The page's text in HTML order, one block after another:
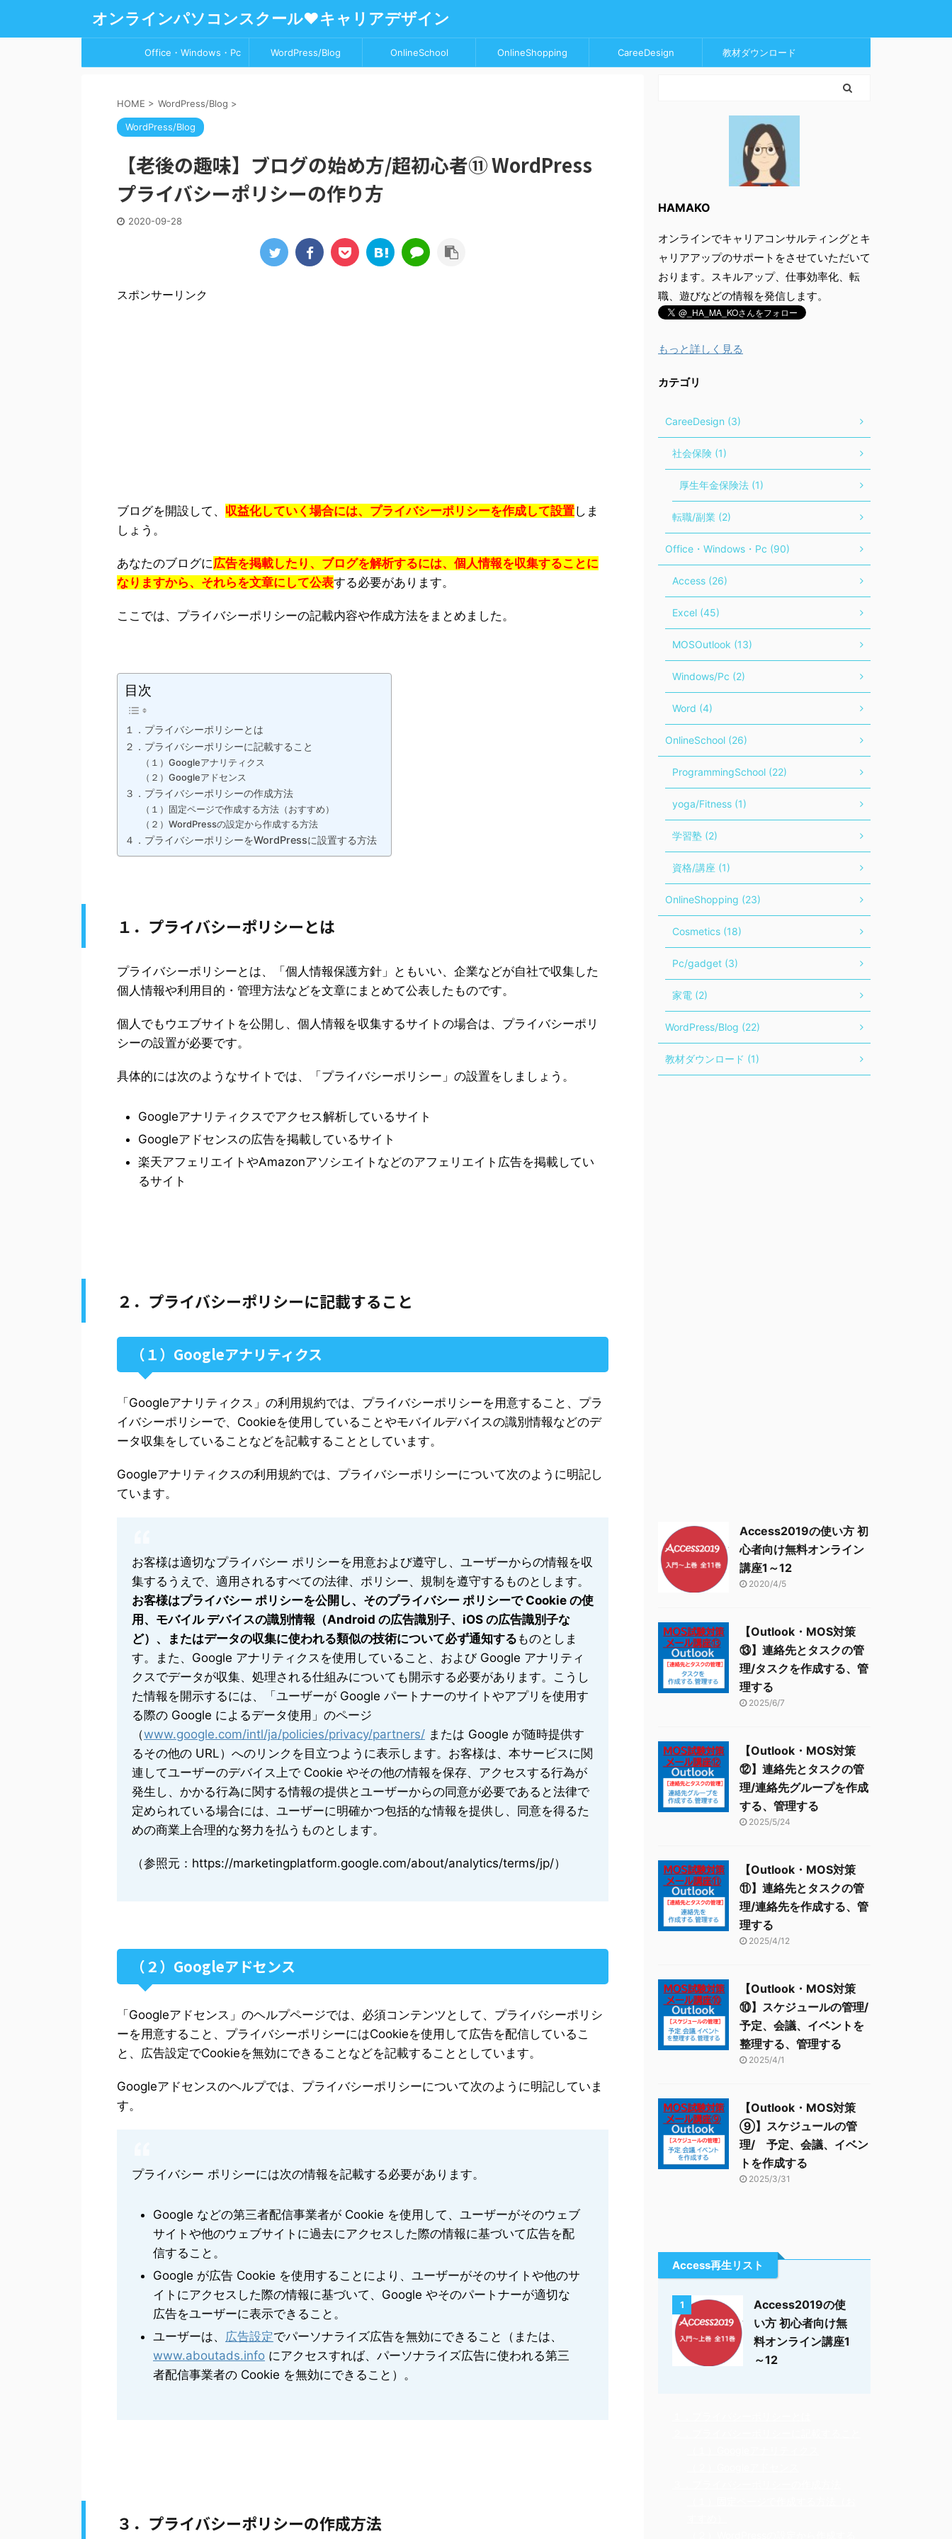
オンラインパソコンスクール♥キャリアデザイン
Office・Windows・Pc WordPress/Blog OnlineSchool OnlineShopping CareeDesign 教材ダウンロード
HOME > WordPress/Blog >
WordPress/Blog
【老後の趣味】ブログの始め方/超初心者⑪ WordPress
プライバシーポリシーの作り方
2020-09-28
スポンサーリンク
ブログを開設して、 収益化していく場合には、プライバシーポリシーを作成して設置しま
しょう。
あなたのブログに広告を掲載したり、ブログを解析するには、個人情報を収集することに
なりますから、それらを文章にして公表する必要があります。
ここでは、プライバシーポリシーの記載内容や作成方法をまとめました。
目次
１．プライバシーポリシーとは
２．プライバシーポリシーに記載すること
（１）Googleアナリティクス
（２）Googleアドセンス
３．プライバシーポリシーの作成方法
（１）固定ページで作成する方法（おすすめ）
（２）WordPressの設定から作成する方法
４．プライバシーポリシーをWordPressに設置する方法
１．プライバシーポリシーとは
プライバシーポリシーとは、「個人情報保護方針」ともいい、企業などが自社で収集した
個人情報や利用目的・管理方法などを文章にまとめて公表したものです。
個人でもウエブサイトを公開し、個人情報を収集するサイトの場合は、プライバシーポリ
シーの設置が必要です。
具体的には次のようなサイトでは、「プライバシーポリシー」の設置をしましょう。
Googleアナリティクスでアクセス解析しているサイト
Googleアドセンスの広告を掲載しているサイト
楽天アフェリエイトやAmazonアソシエイトなどのアフェリエイト広告を掲載してい
るサイト
２．プライバシーポリシーに記載すること
（１）Googleアナリティクス
「Googleアナリティクス」の利用規約では、プライバシーポリシーを用意すること、プラ
イバシーポリシーで、Cookieを使用していることやモバイルデバイスの識別情報などのデ
ータ収集をしていることなどを記載することとしています。
Googleアナリティクスの利用規約では、プライバシーポリシーについて次のように明記し
ています。
お客様は適切なプライバシー ポリシーを用意および遵守し、ユーザーからの情報を収
集するうえで、適用されるすべての法律、ポリシー、規制を遵守するものとします。
お客様はプライバシー ポリシーを公開し、そのプライバシー ポリシーで Cookie の使
用、モバイル デバイスの識別情報（Android の広告識別子、iOS の広告識別子な
ど）、またはデータの収集に使われる類似の技術について必ず通知する ものとしま
す。また、Google アナリティクスを使用していること、および Google アナリティ
クスでデータが収集、処理される仕組みについても開示する必要があります。こうし
た情報を開示するには、「ユーザーが Google パートナーのサイトやアプリを使用す
る際の Google によるデータ使用」のページ
（www.google.com/intl/ja/policies/privacy/partners/ または Google が随時提供す
るその他の URL）へのリンクを⽬立つように表示します。お客様は、本サービスに関
連してユーザーのデバイス上で Cookie やその他の情報を保存、アクセスする行為が
発生し、かかる行為に関する情報の提供とユーザーからの同意が必要であると法律で
定められている場合には、ユーザーに明確かつ包括的な情報を提供し、同意を得るた
めの商業上合理的な努力を払うものとします。
（参照元：https://marketingplatform.google.com/about/analytics/terms/jp/）
（２）Googleアドセンス
「Googleアドセンス」のヘルプページでは、必須コンテンツとして、プライバシーポリシ
ーを用意すること、プライバシーポリシーにはCookieを使用して広告を配信しているこ
と、広告設定でCookieを無効にできることなどを記載することとしています。
Googleアドセンスのヘルプでは、プライバシーポリシーについて次のように明記していま
す。
プライバシー ポリシーには次の情報を記載する必要があります。
Google などの第三者配信事業者が Cookie を使用して、ユーザーがそのウェブ
サイトや他のウェブサイトに過去にアクセスした際の情報に基づいて広告を配
信すること。
Google が広告 Cookie を使用することにより、ユーザーがそのサイトや他のサ
イトにアクセスした際の情報に基づいて、Google やそのパートナーが適切な
広告をユーザーに表示できること。
ユーザーは、 広告設定でパーソナライズ広告を無効にできること（または、
www.aboutads.info にアクセスすれば、パーソナライズ広告に使われる第三
者配信事業者の Cookie を無効にできること）。
３．プライバシーポリシーの作成方法
HAMAKO
オンラインでキャリアコンサルティングとキ
ャリアアップのサポートをさせていただいて
おります。スキルアップ、仕事効率化、転
職、遊びなどの情報を発信します。
もっと詳しく見る
カテゴリ
CareeDesign (3)
社会保険 (1)
厚生年金保険法 (1)
転職/副業 (2)
Office・Windows・Pc (90)
Access (26)
Excel (45)
MOSOutlook (13)
Windows/Pc (2)
Word (4)
OnlineSchool (26)
ProgrammingSchool (22)
yoga/Fitness (1)
学習塾 (2)
資格/講座 (1)
OnlineShopping (23)
Cosmetics (18)
Pc/gadget (3)
家電 (2)
WordPress/Blog (22)
教材ダウンロード (1)
Access2019の使い方 初
心者向け無料オンライン
講座1～12
2020/4/5
【Outlook・MOS対策
⑬】連絡先とタスクの管
理/タスクを作成する、管
理する
2025/6/7
【Outlook・MOS対策
⑫】連絡先とタスクの管
理/連絡先グループを作成
する、管理する
2025/5/24
【Outlook・MOS対策
⑪】連絡先とタスクの管
理/連絡先を作成する、管
理する
2025/4/12
【Outlook・MOS対策
⑩】スケジュールの管理/
予定、会議、イベントを
整理する、管理する
2025/4/1
【Outlook・MOS対策
⑨】スケジュールの管
理/ 予定、会議、イベン
トを作成する
2025/3/31
Access再生リスト
1
Access2019の使
い方 初心者向け無
料オンライン講座1
～12